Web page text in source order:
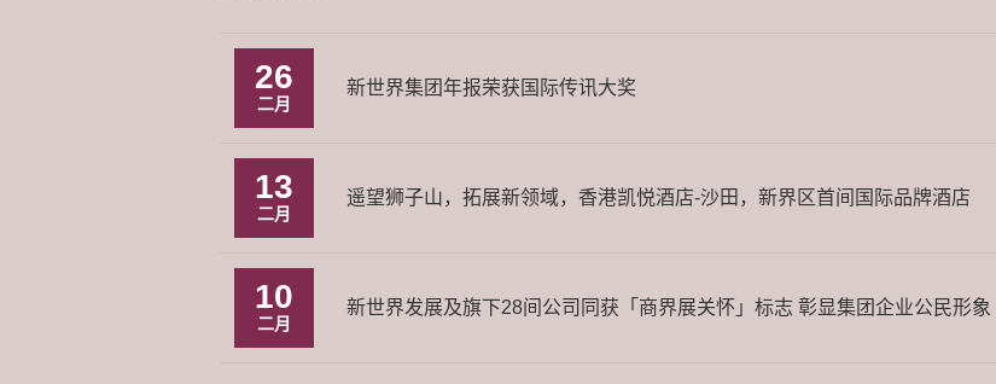
26
二月
新世界集团年报荣获国际传讯大奖
13
二月
遥望狮子山，拓展新领域，香港凯悦酒店-沙田，新界区首间国际品牌酒店
10
二月
新世界发展及旗下28间公司同获「商界展关怀」标志 彰显集团企业公民形象